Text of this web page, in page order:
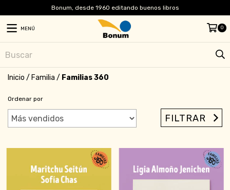
Bonum, desde 1960 editando buenos libros
MENÚ 0
Inicio / Familia / Familias 360
Ordenar por
FILTRAR